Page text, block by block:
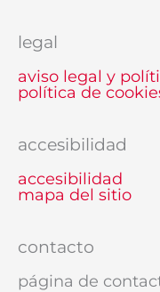
legal
aviso legal y
política de
accesibilidad
accesibilidad
mapa del sitio
contacto
página de